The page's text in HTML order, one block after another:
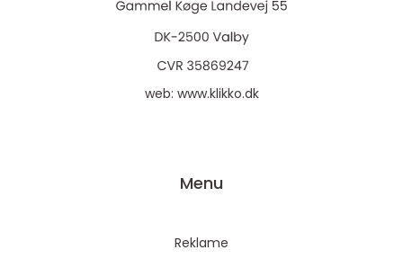
web: www.klikko.dk
Menu
Reklame